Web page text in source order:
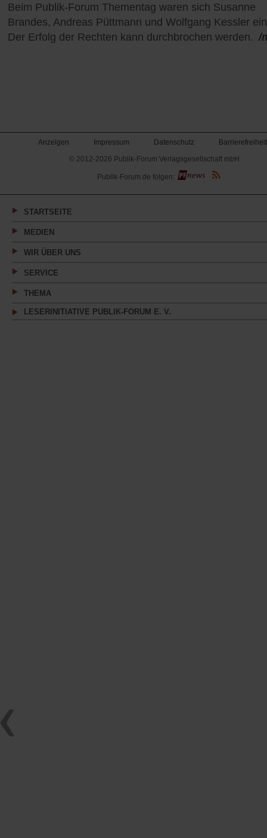
Beim Publik-Forum Thementag waren sich Susanne
Brandes, Andreas Püttmann und Wolfgang Kessler
Der Erfolg der Rechten kann durchbrochen werden. /
Anzeigen Impressum Datenschutz
Barrierefreiheit
© 2012-2026 Publik-Forum Verlagsgesellschaft mbH
(Öffnet
in
neuen
Publik-Forum.de folgen:
STARTSEITE
MEDIEN
WIR ÜBER UNS
SERVICE
THEMA
LESERINITIATIVE PUBLIK-FORUM E. V.